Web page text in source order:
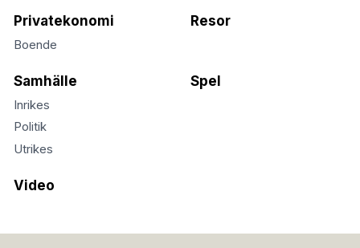
Privatekonomi
Boende
Resor
Samhälle
Inrikes
Politik
Utrikes
Spel
Video